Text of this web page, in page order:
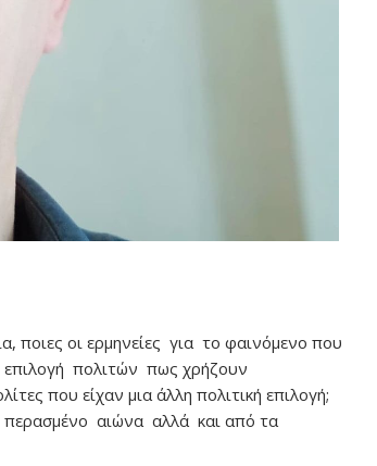
ποιες οι ερμηνείες για το φαινόμενο που
επιλογή πολιτών πως χρήζουν
που είχαν μια άλλη πολιτική επιλογή;
περασμένο αιώνα αλλά και από τα